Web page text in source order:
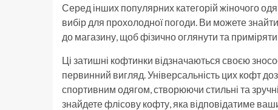
Серед інших популярних категорій жіночого
вибір для прохолодної погоди. Ви можете
до магазину, щоб фізично оглянути та приміряти
Ці затишні кофтинки відзначаються своєю
первинний вигляд. Універсальність цих кофт
спортивним одягом, створюючи стильні та
знайдете флісову кофту, яка відповідатиме